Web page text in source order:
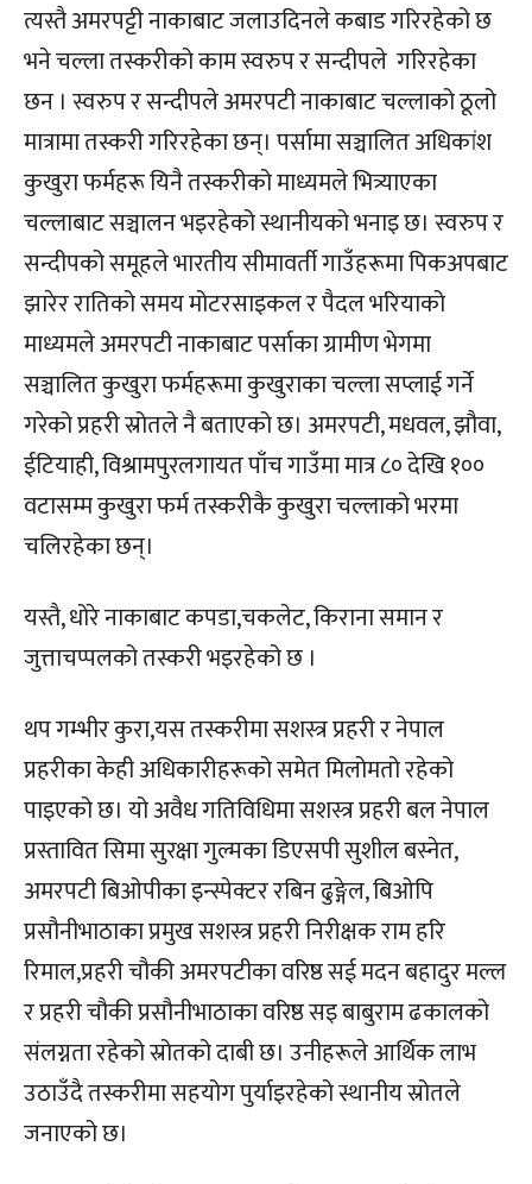
त्यस्तै अमरपट्टी नाकाबाट जलाउदिनले कबाड गरिरहेको छ
भने चल्ला तस्करीको काम स्वरुप र सन्दीपले गरिरहेका
छन । स्वरुप र सन्दीपले अमरपटी नाकाबाट चल्लाको ठूलो
मात्रामा तस्करी गरिरहेका छन्। पर्सामा सञ्चालित अधिकांश
कुखुरा फर्महरू यिनै तस्करीको माध्यमले भित्र्याएका
चल्लाबाट सञ्चालन भइरहेको स्थानीयको भनाइ छ। स्वरुप र
सन्दीपको समूहले भारतीय सीमावर्ती गाउँहरूमा पिकअपबाट
झारेर रातिको समय मोटरसाइकल र पैदल भरियाको
माध्यमले अमरपटी नाकाबाट पर्साका ग्रामीण भेगमा
सञ्चालित कुखुरा फर्महरूमा कुखुराका चल्ला सप्लाई गर्ने
गरेको प्रहरी स्रोतले नै बताएको छ। अमरपटी, मधवल, झौवा,
ईटियाही, विश्रामपुरलगायत पाँच गाउँमा मात्र ८० देखि १००
वटासम्म कुखुरा फर्म तस्करीकै कुखुरा चल्लाको भरमा
चलिरहेका छन्।
यस्तै, धोरे नाकाबाट कपडा,चकलेट, किराना समान र
जुत्ताचप्पलको तस्करी भइरहेको छ ।
थप गम्भीर कुरा,यस तस्करीमा सशस्त्र प्रहरी र नेपाल
प्रहरीका केही अधिकारीहरूको समेत मिलोमतो रहेको
पाइएको छ। यो अवैध गतिविधिमा सशस्त्र प्रहरी बल नेपाल
प्रस्तावित सिमा सुरक्षा गुल्मका डिएसपी सुशील बस्नेत,
अमरपटी बिओपीका इन्स्पेक्टर रबिन ढुङ्गेल, बिओपि
प्रसौनीभाठाका प्रमुख सशस्त्र प्रहरी निरीक्षक राम हरि
रिमाल,प्रहरी चौकी अमरपटीका वरिष्ठ सई मदन बहादुर मल्ल
र प्रहरी चौकी प्रसौनीभाठाका वरिष्ठ सइ बाबुराम ढकालको
संलग्नता रहेको स्रोतको दाबी छ। उनीहरूले आर्थिक लाभ
उठाउँदै तस्करीमा सहयोग पुर्याइरहेको स्थानीय स्रोतले
जनाएको छ।